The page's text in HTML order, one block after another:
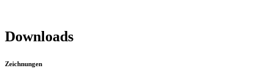
Downloads
Zeichnungen